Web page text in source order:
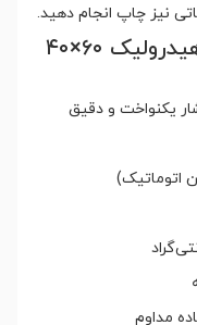
نیز چاپ انجام دهید.
ویژگی‌های اصلی پرس چاپ هیدرولیک ۶۰×۴۰
یکنواخت و دقیق
اتوماتیک)
مداوم